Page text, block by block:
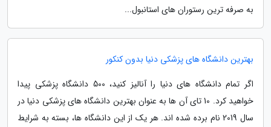
به صرفه ترین رستوران های استانبول...
بهترین دانشگاه های پزشکی دنیا بدون کنکور
اگر تمام دانشگاه های دنیا را آنالیز کنید، 500 دانشگاه پزشکی پیدا
خواهید کرد. 10 تای آن ها به عنوان بهترین دانشگاه های پزشکی دنیا در
سال 2019 نام برده شده اند. هر یک از این دانشگاه ها، بسته به شرایط